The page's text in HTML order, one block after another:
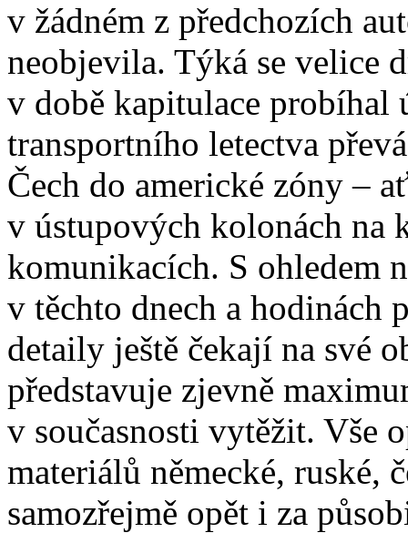
v žádném z předchozích
neobjevila. Týká se velice
v době kapitulace probíhal
transportního letectva
Čech do americké zóny –
v ústupových kolonách na
komunikacích. S ohledem
v těchto dnech a hodinách
detaily ještě čekají na své
představuje zjevně
v současnosti vytěžit. Vše
materiálů německé, ruské,
samozřejmě opět i za